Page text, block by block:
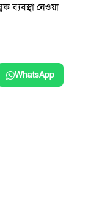
ব্যবস্থা নেওয়া
WhatsApp